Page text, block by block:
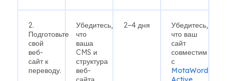
2.
Подготовьте
свой
веб-
сайт к
переводу.
Убедитесь,
что
ваша
CMS и
структура
веб-
2–4 дня
Убедитесь,
что ваш
сайт
совместим
с
MotaWord